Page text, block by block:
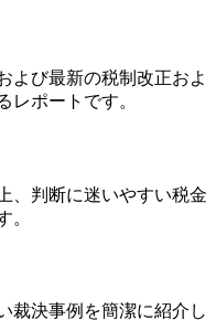
よび最新の税制改正およ
レポートです。
、判断に迷いやすい税金
。
裁決事例を簡潔に紹介し